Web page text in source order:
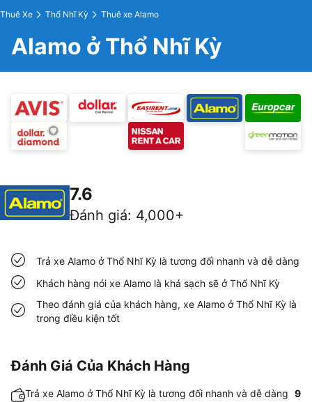
Thuê Xe Thổ Nhĩ Kỳ Thuê xe Alamo
Alamo ở Thổ Nhĩ Kỳ
7.6
Đánh giá: 4,000+
Trả xe Alamo ở Thổ Nhĩ Kỳ là tương đối nhanh và dễ dàng
Khách hàng nói xe Alamo là khá sạch sẽ ở Thổ Nhĩ Kỳ
Theo đánh giá của khách hàng, xe Alamo ở Thổ Nhĩ Kỳ là
trong điều kiện tốt
Đánh Giá Của Khách Hàng
Trả xe Alamo ở Thổ Nhĩ Kỳ là tương đối nhanh và dễ dàng 9